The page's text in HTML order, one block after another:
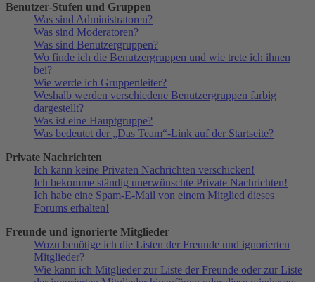
Benutzer-Stufen und Gruppen
Was sind Administratoren?
Was sind Moderatoren?
Was sind Benutzergruppen?
Wo finde ich die Benutzergruppen und wie trete ich ihnen
bei?
Wie werde ich Gruppenleiter?
Weshalb werden verschiedene Benutzergruppen farbig
dargestellt?
Was ist eine Hauptgruppe?
Was bedeutet der „Das Team“-Link auf der Startseite?
Private Nachrichten
Ich kann keine Privaten Nachrichten verschicken!
Ich bekomme ständig unerwünschte Private Nachrichten!
Ich habe eine Spam-E-Mail von einem Mitglied dieses
Forums erhalten!
Freunde und ignorierte Mitglieder
Wozu benötige ich die Listen der Freunde und ignorierten
Mitglieder?
Wie kann ich Mitglieder zur Liste der Freunde oder zur Liste